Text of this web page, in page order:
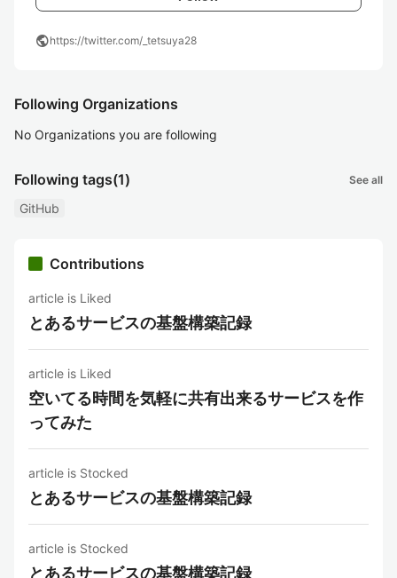
publichttps://twitter.com/_tetsuya28
Following Organizations
No Organizations you are following
Following tags(1) See all
GitHub
Contributions
article is Liked
とあるサービスの基盤構築記録
article is Liked
空いてる時間を気軽に共有出来るサービスを作
ってみた
article is Stocked
とあるサービスの基盤構築記録
article is Stocked
とあるサービスの基盤構築記録